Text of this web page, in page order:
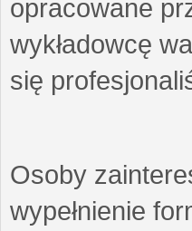
opracowane
wykładowcę
się
Osoby
wypełnienie